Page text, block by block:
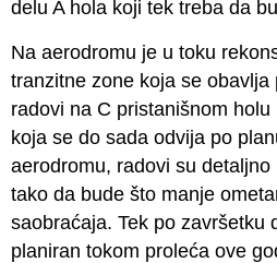
delu A hola koji tek treba da
Na aerodromu je u toku
tranzitne zone koja se obavlja
radovi na C pristanišnom
koja se do sada odvija po
aerodromu, radovi su
tako da bude što manje
saobraćaja. Tek po završetku
planiran tokom proleća ove